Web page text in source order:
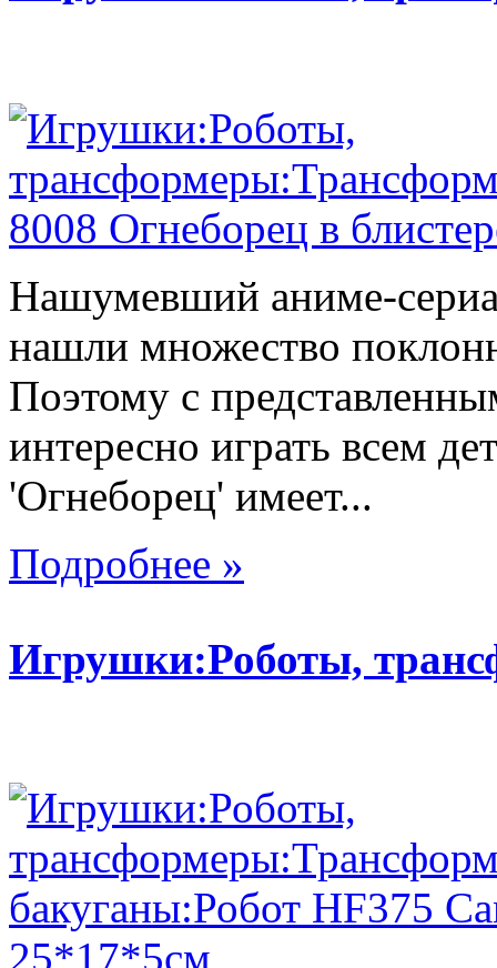
Нашумевший аниме-
нашли множество
Поэтому с
интересно играть всем
'Огнеборец' имеет...
Подробнее »
Игрушки:Роботы,